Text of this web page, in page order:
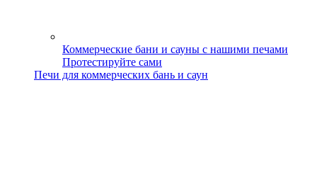
Коммерческие бани и сауны с нашими печами
Протестируйте сами
Печи для коммерческих бань и саун